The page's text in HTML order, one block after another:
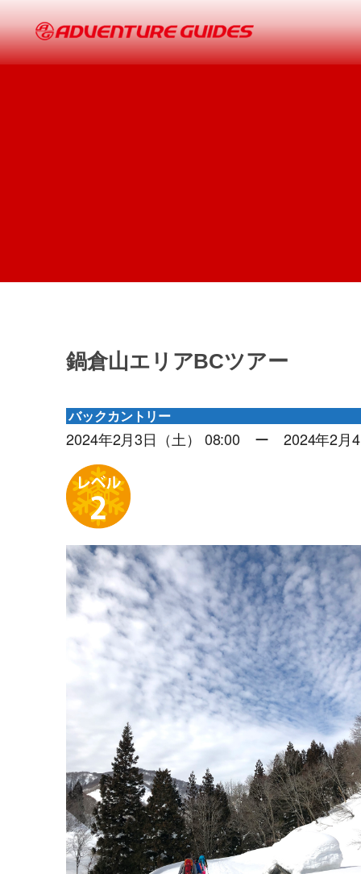
鍋倉山エリアBCツアー
バックカントリー
2024年2月3日（土） 08:00 ー 2024年2月4